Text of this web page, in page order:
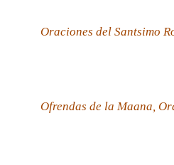
Oraciones del Santsimo
Ofrendas de la Maana,